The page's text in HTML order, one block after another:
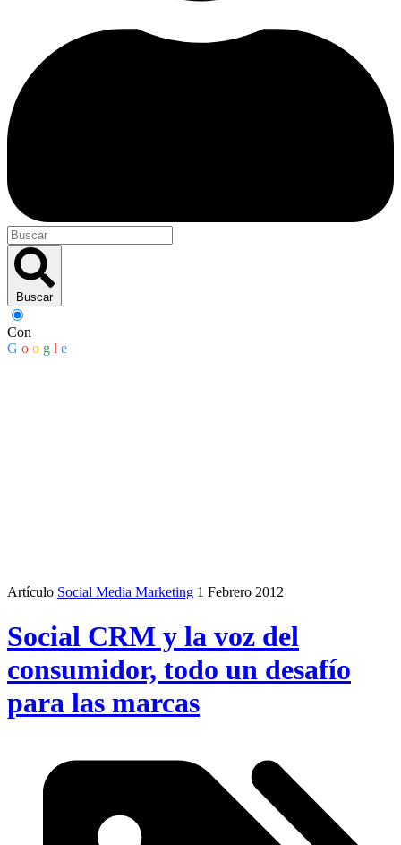
Buscar
Con
G o o g l e
Artículo Social Media Marketing 1 Febrero 2012
Social CRM y la voz del
consumidor, todo un desafío
para las marcas